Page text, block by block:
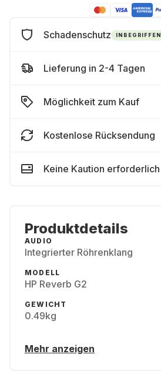
Schadenschutz INBEGRIFFEN
Lieferung in 2-4 Tagen
Möglichkeit zum Kauf
Kostenlose Rücksendung
Keine Kaution erforderlich
Produktdetails
AUDIO
Integrierter Röhrenklang
MODELL
HP Reverb G2
GEWICHT
0.49kg
Mehr anzeigen